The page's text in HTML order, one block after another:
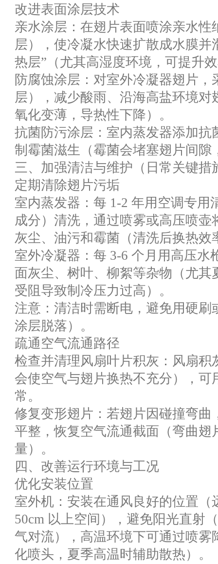
改进表面涂层技术
亲水涂层：在翅片表面喷涂亲水
层），使冷凝水快速扩散成水膜
热层”（尤其高湿度环境，可提升
防腐蚀涂层：对室外冷凝器翅片
层），减少酸雨、沿海高盐环境
氧化变薄，导热性下降）。
抗菌防污涂层：室内蒸发器添加
制霉菌滋生（霉菌会堵塞翅片间隙
三、加强清洁与维护（日常关键措
定期清除翅片污垢
室内蒸发器：每 1-2 年用空调专用
成分）清洗，通过喷雾或高压喷
灰尘、油污和霉菌（清洗后换热效
室外冷凝器：每 3-6 个月用高压水
面灰尘、树叶、柳絮等杂物（尤
受阻导致制冷压力过高）。
注意：清洁时需断电，避免用硬
涂层脱落）。
疏通空气流通路径
检查并清理风扇叶片积灰：风扇
会使空气与翅片换热不充分），
常。
修复变形翅片：若翅片因碰撞弯
平整，恢复空气流通截面（弯曲翅
量）。
四、改善运行环境与工况
优化安装位置
室外机：安装在通风良好的位置
50cm 以上空间），避免阳光直射
气对流），高温环境下可通过喷
化喷头，夏季高温时辅助散热）。